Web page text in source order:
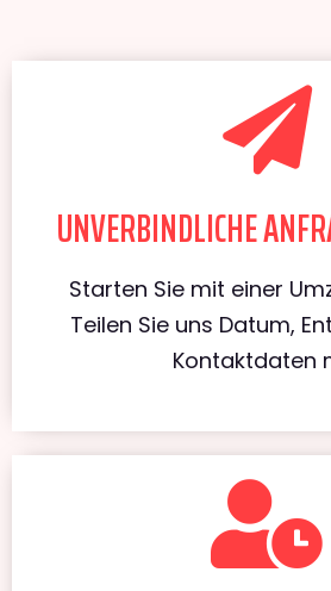
UNVERBINDLICHE
Starten Sie mit einer
Teilen Sie uns Datum,
Kontaktdaten